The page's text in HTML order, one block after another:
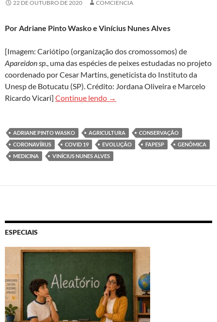
22 DE OUTUBRO DE 2020 COMCIENCIA
Por Adriane Pinto Wasko e Vinícius Nunes Alves
[Imagem: Cariótipo (organização dos cromossomos) de
Apareidon sp., uma das espécies de peixes estudadas no projeto
coordenado por Cesar Martins, geneticista do Instituto da
Unesp de Botucatu (SP). Crédito: Jordana Oliveira e Marcelo
Ricardo Vicari] Continue lendo Genômica abre novas frentes
→
ADRIANE PINTO WASKO AGRICULTURA
CONSERVAÇÃO
CORONAVÍRUS
COVID 19 EVOLUÇÃO FAPESP
GENÔMICA
MEDICINA
VINÍCIUS NUNES ALVES
ESPECIAIS